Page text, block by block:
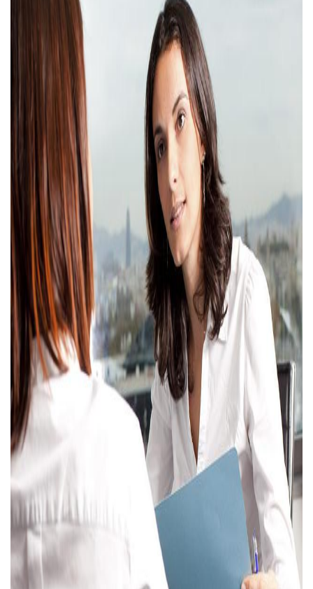
ad